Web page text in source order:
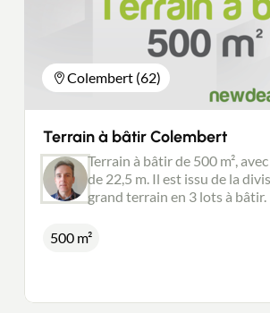
Colembert (62)
Terrain à bâtir Colembert
Terrain à bâtir de 500 m²,
de 22,5 m. Il est issu de la
grand terrain en 3 lots à bâtir. Il est libre de
l'assainissement autonome à
500 m²